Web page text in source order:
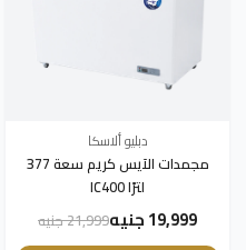
دبليو ألاسكا
مجمدات الآيس كريم سعة 377
لترًا IC400
19,999 جنيه 21,999 جنيه